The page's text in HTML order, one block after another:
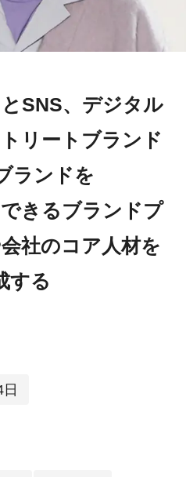
SNS、デジタル
リートブランド
ランドを
きるブランドプ
社のコア人材を
する